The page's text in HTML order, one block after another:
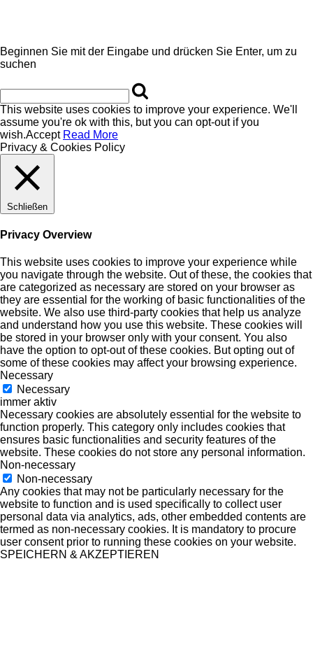
Beginnen Sie mit der Eingabe und drücken Sie Enter, um zu
suchen
This website uses cookies to improve your experience. We'll
assume you're ok with this, but you can opt-out if you
wish.Accept Read More
Privacy & Cookies Policy
Schließen
Privacy Overview
This website uses cookies to improve your experience while
you navigate through the website. Out of these, the cookies that
are categorized as necessary are stored on your browser as
they are essential for the working of basic functionalities of the
website. We also use third-party cookies that help us analyze
and understand how you use this website. These cookies will
be stored in your browser only with your consent. You also
have the option to opt-out of these cookies. But opting out of
some of these cookies may affect your browsing experience.
Necessary
Necessary
immer aktiv
Necessary cookies are absolutely essential for the website to
function properly. This category only includes cookies that
ensures basic functionalities and security features of the
website. These cookies do not store any personal information.
Non-necessary
Non-necessary
Any cookies that may not be particularly necessary for the
website to function and is used specifically to collect user
personal data via analytics, ads, other embedded contents are
termed as non-necessary cookies. It is mandatory to procure
user consent prior to running these cookies on your website.
SPEICHERN & AKZEPTIEREN